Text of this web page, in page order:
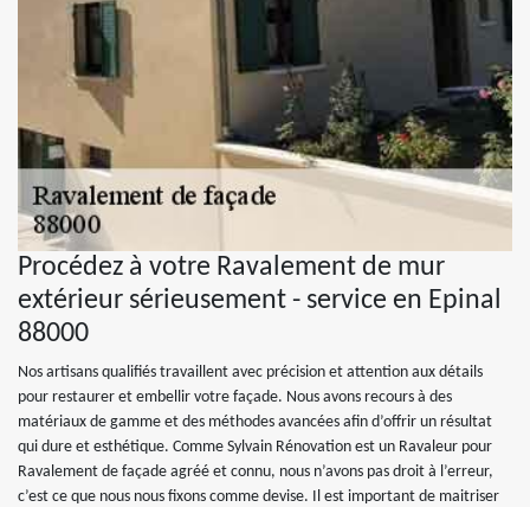
Procédez à votre Ravalement de mur
extérieur sérieusement - service en Epinal
88000
Nos artisans qualifiés travaillent avec précision et attention aux détails
pour restaurer et embellir votre façade. Nous avons recours à des
matériaux de gamme et des méthodes avancées afin d’offrir un résultat
qui dure et esthétique. Comme Sylvain Rénovation est un Ravaleur pour
Ravalement de façade agréé et connu, nous n’avons pas droit à l’erreur,
c’est ce que nous nous fixons comme devise. Il est important de maitriser